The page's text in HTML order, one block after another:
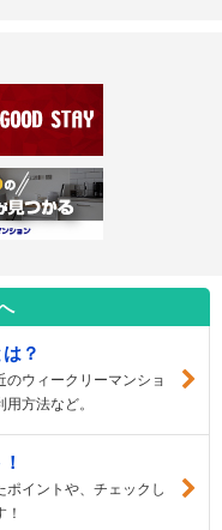
？
ウィークリーマンショ
方法など。
イントや、チェックし